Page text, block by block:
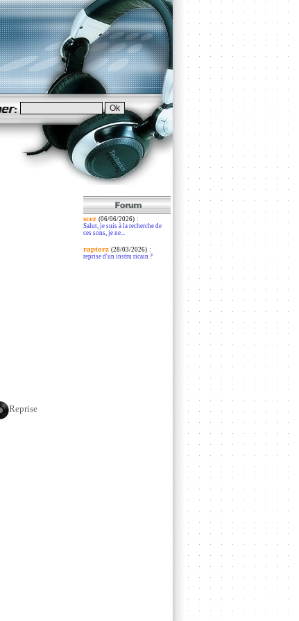
Reprise
scez (06/06/2026):
Salut, je suis à la recherche de
ces sons, je ne...
raptorz (28/03/2026):
reprise d'un instru ricain ?